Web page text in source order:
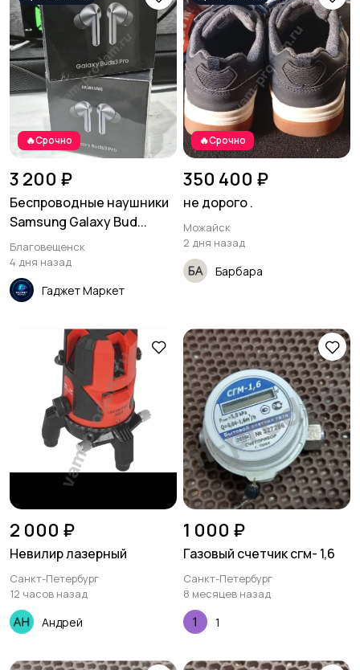
🔥Срочно
3 200 ₽
Беспроводные наушники
Samsung Galaxy Bud...
Благовещенск
4 дня назад
Гаджет Маркет
🔥Срочно
350 400 ₽
не дорого .
Можайск
2 дня назад
Барбара
2 000 ₽
Невилир лазерный
Санкт-Петербург
12 часов назад
Андрей
1 000 ₽
Газовый счетчик сгм- 1,6
Санкт-Петербург
8 месяцев назад
1